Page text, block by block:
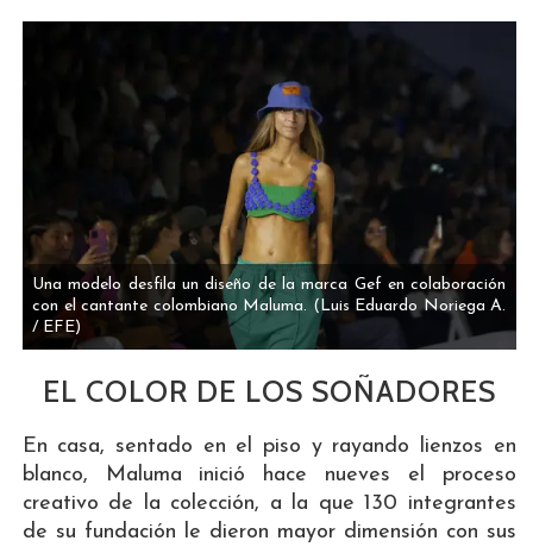
Una modelo desfila un diseño de la marca Gef en colaboración
con el cantante colombiano Maluma. (Luis Eduardo Noriega A.
/ EFE)
EL COLOR DE LOS SOÑADORES
En casa, sentado en el piso y rayando lienzos en
blanco, Maluma inició hace nueves el proceso
creativo de la colección, a la que 130 integrantes
de su fundación le dieron mayor dimensión con sus